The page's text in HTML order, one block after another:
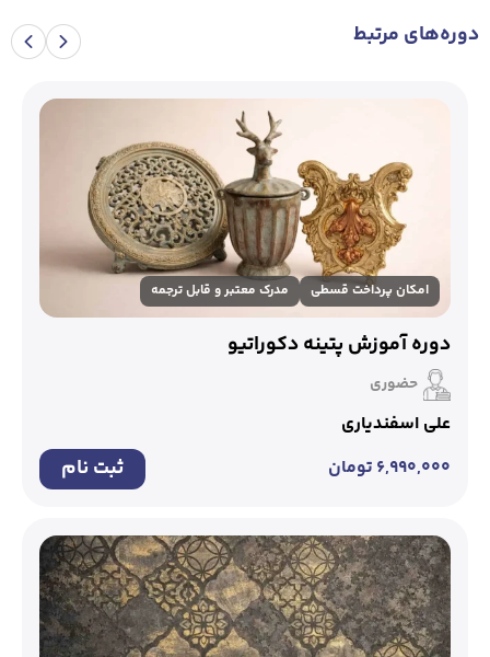
دوره‌های مرتبط
امکان پرداخت قسطی مدرک معتبر و قابل ترجمه
دوره آموزش پتینه دکوراتیو
حضوری
علی اسفندیاری
۶,۹۹۰,۰۰۰ تومان ثبت نام